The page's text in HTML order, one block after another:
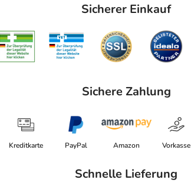
Sicherer Einkauf
Sichere Zahlung
Kreditkarte PayPal Amazon Vorkasse
Schnelle Lieferung